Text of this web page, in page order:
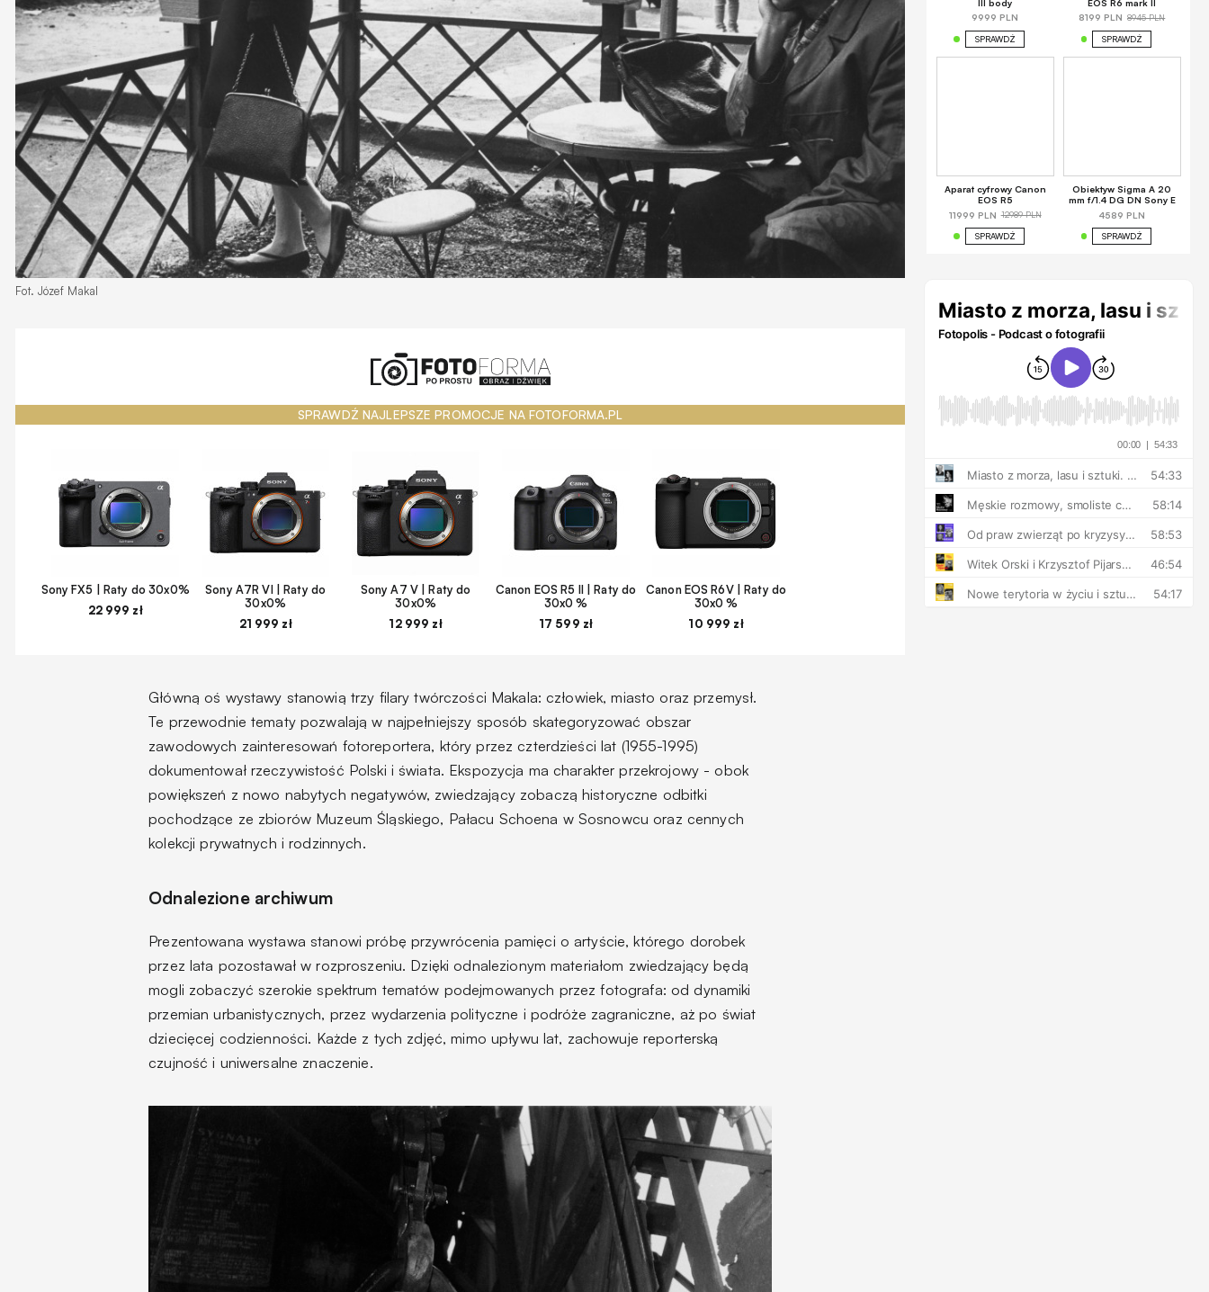
Fot. Józef Makal
SPRAWDŹ NAJLEPSZE PROMOCJE NA FOTOFORMA.PL
Sony FX5 | Raty do 30x0%
22 999 zł
Sony A7R VI | Raty do
30x0%
21 999 zł
Sony A7 V | Raty do
30x0%
12 999 zł
Canon EOS R5 II | Raty do
30x0 %
17 599 zł
Canon EOS R6V | Raty do
30x0 %
10 999 zł
Główną oś wystawy stanowią trzy filary twórczości Makala: człowiek, miasto oraz przemysł.
Te przewodnie tematy pozwalają w najpełniejszy sposób skategoryzować obszar
zawodowych zainteresowań fotoreportera, który przez czterdzieści lat (1955-1995)
dokumentował rzeczywistość Polski i świata. Ekspozycja ma charakter przekrojowy - obok
powiększeń z nowo nabytych negatywów, zwiedzający zobaczą historyczne odbitki
pochodzące ze zbiorów Muzeum Śląskiego, Pałacu Schoena w Sosnowcu oraz cennych
kolekcji prywatnych i rodzinnych.
Odnalezione archiwum
Prezentowana wystawa stanowi próbę przywrócenia pamięci o artyście, którego dorobek
przez lata pozostawał w rozproszeniu. Dzięki odnalezionym materiałom zwiedzający będą
mogli zobaczyć szerokie spektrum tematów podejmowanych przez fotografa: od dynamiki
przemian urbanistycznych, przez wydarzenia polityczne i podróże zagraniczne, aż po świat
dziecięcej codzienności. Każde z tych zdjęć, mimo upływu lat, zachowuje reporterską
czujność i uniwersalne znaczenie.
III body
9999 PLN
SPRAWDŹ
EOS R6 mark II
8199 PLN 8945 PLN
SPRAWDŹ
Aparat cyfrowy Canon
EOS R5
11999 PLN 12989 PLN
SPRAWDŹ
Obiektyw Sigma A 20
mm f/1.4 DG DN Sony E
4589 PLN
SPRAWDŹ